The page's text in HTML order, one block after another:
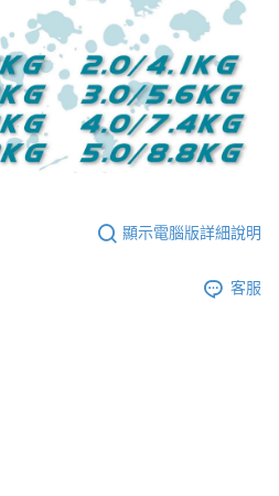
顯示電腦版詳細說明
客服